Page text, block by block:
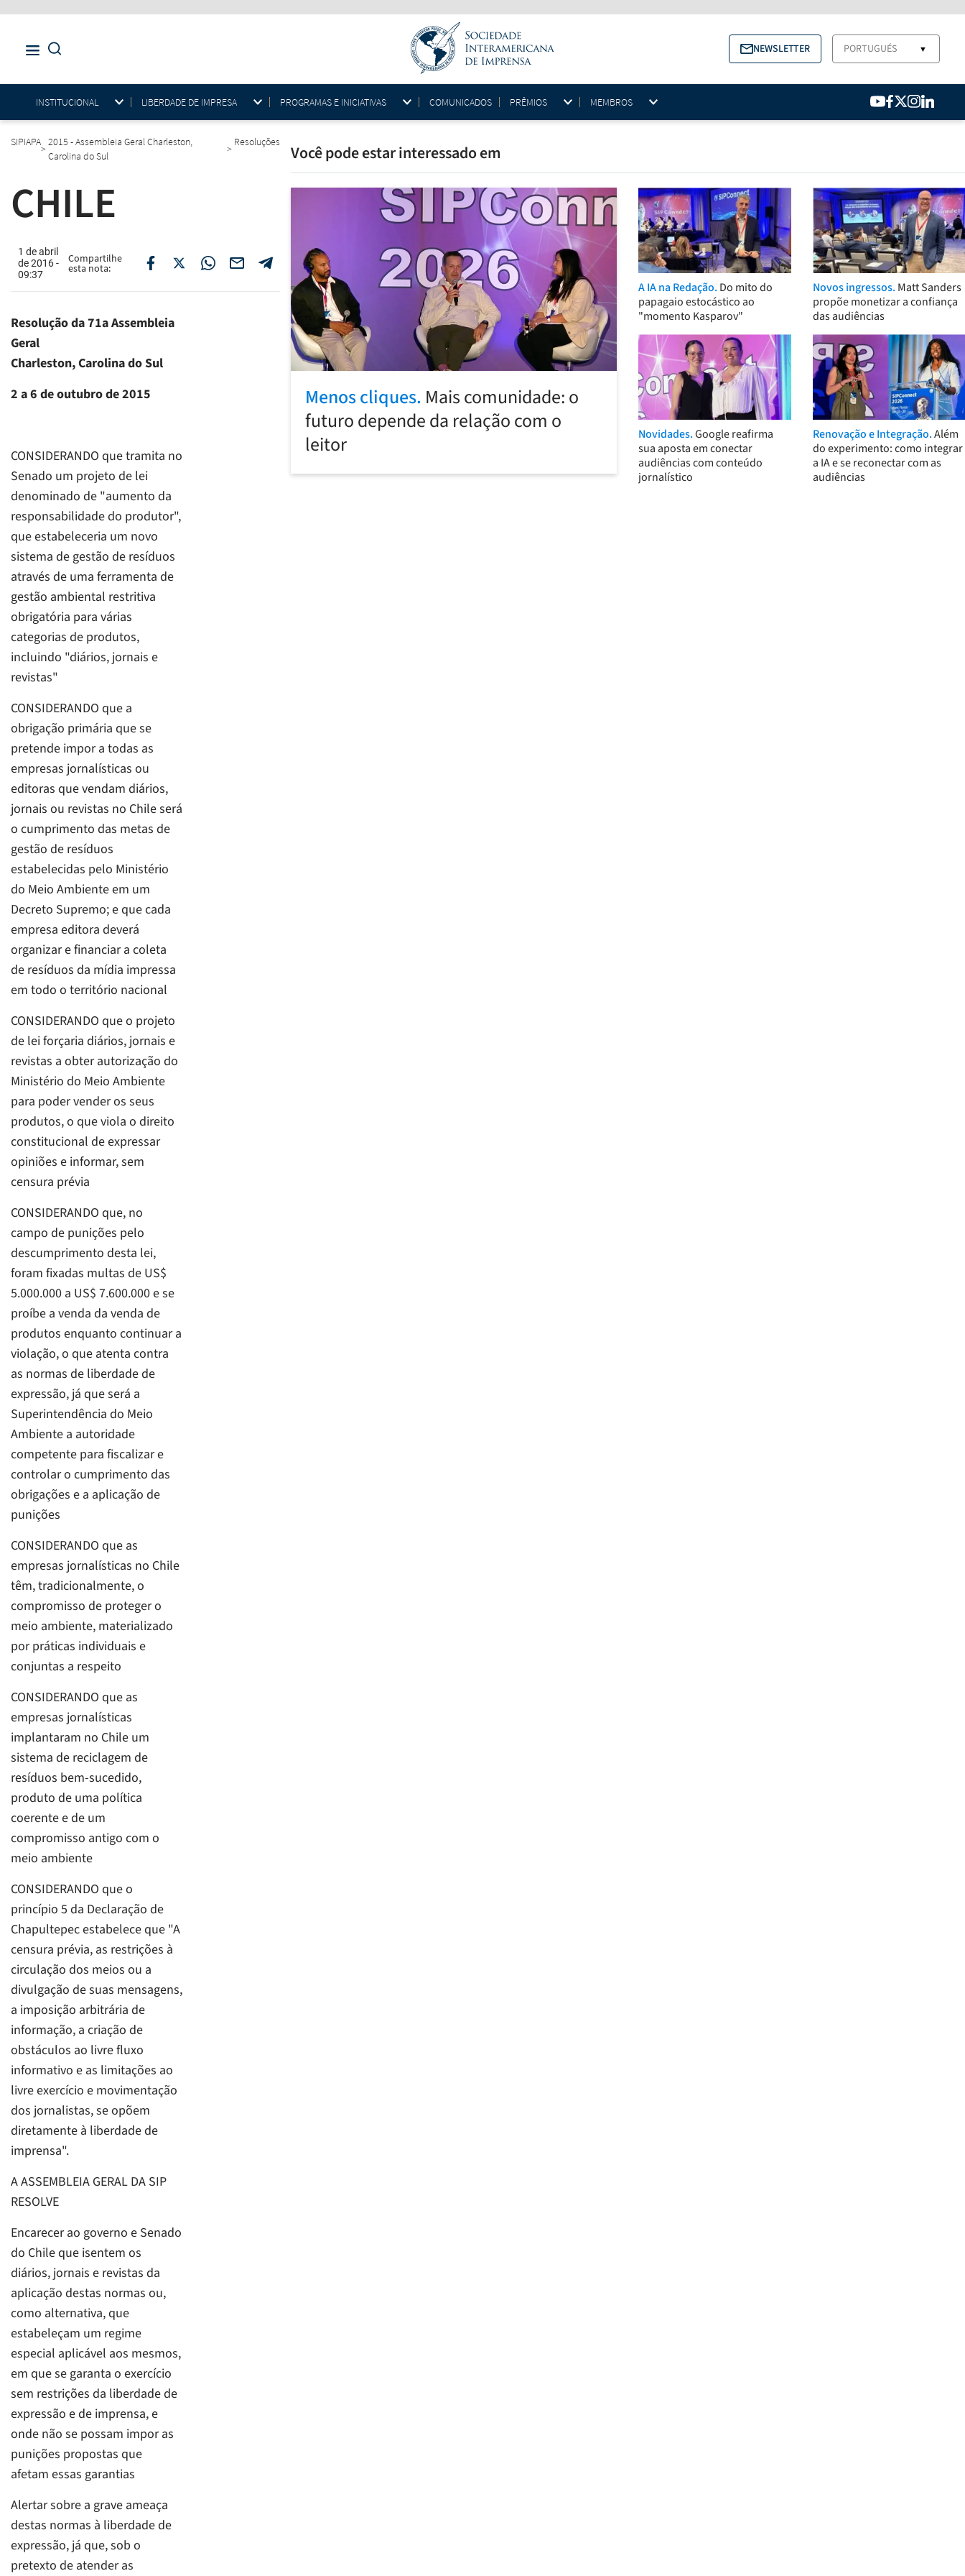
NEWSLETTER PORTUGUÉS ▼
INSTITUCIONAL LIBERDADE DE IMPRESA PROGRAMAS E INICIATIVAS COMUNICADOS PRÊMIOS MEMBROS
SIPIAPA
>
2015 - Assembleia Geral Charleston,
Carolina do Sul
>
Resoluções
CHILE
1 de abril
de 2016 -
09:37
Compartilhe
esta nota:
Resolução da 71aAssembleia
Geral
Charleston, Carolina do Sul
2 a 6 de outubro de 2015
CONSIDERANDO que tramita no
Senado um projeto de lei
denominado de "aumento da
responsabilidade do produtor",
que estabeleceria um novo
sistema de gestão de resíduos
através de uma ferramenta de
gestão ambiental restritiva
obrigatória para várias
categorias de produtos,
incluindo "diários, jornais e
revistas"
CONSIDERANDO que a
obrigação primária que se
pretende impor a todas as
empresas jornalísticas ou
editoras que vendam diários,
jornais ou revistas no Chile será
o cumprimento das metas de
gestão de resíduos
estabelecidas pelo Ministério
do Meio Ambiente em um
Decreto Supremo; e que cada
empresa editora deverá
organizar e financiar a coleta
de resíduos da mídia impressa
em todo o território nacional
CONSIDERANDO que o projeto
de lei forçaria diários, jornais e
revistas a obter autorização do
Ministério do Meio Ambiente
para poder vender os seus
produtos, o que viola o direito
constitucional de expressar
opiniões e informar, sem
censura prévia
CONSIDERANDO que, no
campo de punições pelo
descumprimento desta lei,
foram fixadas multas de US$
5.000.000 a US$ 7.600.000 e se
proíbe a venda da venda de
produtos enquanto continuar a
violação, o que atenta contra
as normas de liberdade de
expressão, já que será a
Superintendência do Meio
Ambiente a autoridade
competente para fiscalizar e
controlar o cumprimento das
obrigações e a aplicação de
punições
CONSIDERANDO que as
empresas jornalísticas no Chile
têm, tradicionalmente, o
compromisso de proteger o
meio ambiente, materializado
por práticas individuais e
conjuntas a respeito
CONSIDERANDO que as
empresas jornalísticas
implantaram no Chile um
sistema de reciclagem de
resíduos bem-sucedido,
produto de uma política
coerente e de um
compromisso antigo com o
meio ambiente
CONSIDERANDO que o
princípio 5 da Declaração de
Chapultepec estabelece que "A
censura prévia, as restrições à
circulação dos meios ou a
divulgação de suas mensagens,
a imposição arbitrária de
informação, a criação de
obstáculos ao livre fluxo
informativo e as limitações ao
livre exercício e movimentação
dos jornalistas, se opõem
diretamente à liberdade de
imprensa".
A ASSEMBLEIA GERAL DA SIP
RESOLVE
Encarecer ao governo e Senado
do Chile que isentem os
diários, jornais e revistas da
aplicação destas normas ou,
como alternativa, que
estabeleçam um regime
especial aplicável aos mesmos,
em que se garanta o exercício
sem restrições da liberdade de
expressão e de imprensa, e
onde não se possam impor as
punições propostas que
afetam essas garantias
Alertar sobre a grave ameaça
destas normas à liberdade de
expressão, já que, sob o
pretexto de atender as
Você pode estar interessado em
Menos cliques. Mais comunidade: o
futuro depende da relação com o
leitor
A IA na Redação. Do mito do
papagaio estocástico ao
"momento Kasparov"
Novos ingressos. Matt Sanders
propõe monetizar a confiança
das audiências
Novidades.Google reafirma
sua aposta em conectar
audiências com conteúdo
jornalístico
Renovação e Integração.Além
do experimento: como integrar
a IA e se reconectar com as
audiências